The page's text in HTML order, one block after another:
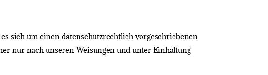
sich um einen datenschutzrechtlich vorgeschriebenen
nur nach unseren Weisungen und unter Einhaltung